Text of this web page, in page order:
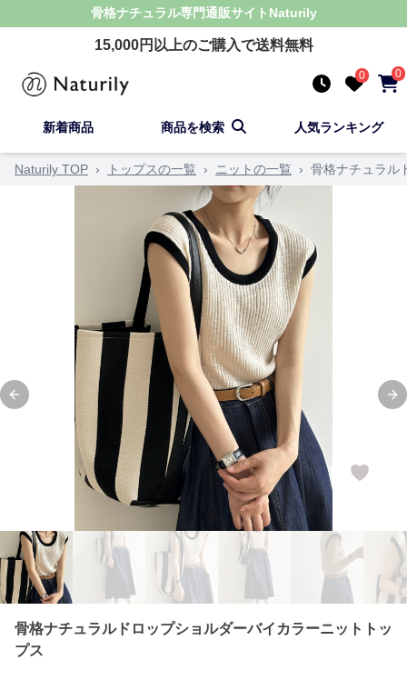
骨格ナチュラル専門通販サイト Naturily
15,000円以上のご購入で送料無料
0 0
新着商品 商品を検索 人気ランキング
Naturily TOP › トップスの一覧 › ニットの一覧 › 骨格ナチュラル
Previous slide
骨格ナチュラルドロップショルダーバイカラーニットトッ
プス